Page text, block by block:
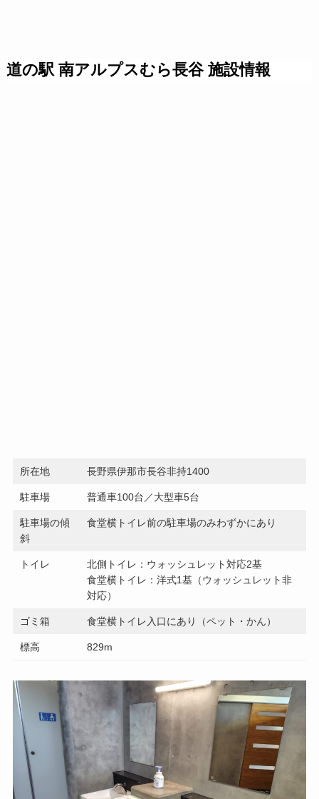
道の駅 南アルプスむら長谷 施設情報
所在地 長野県伊那市長谷非持1400
駐車場 普通車100台／大型車5台
駐車場の傾
斜
食堂横トイレ前の駐車場のみわずかにあり
トイレ
北側トイレ：ウォッシュレット対応2基
食堂横トイレ：洋式1基（ウォッシュレット非
対応）
ゴミ箱 食堂横トイレ入口にあり（ペット・かん）
標高 829m